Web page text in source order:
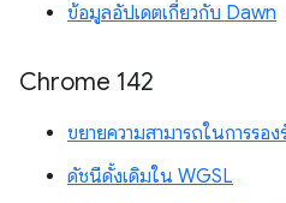
ข้อมูลอัปเดตเกี่ยวกับ Dawn
Chrome 142
ขยายความสามารถในการร
ดัชนีดั้งเดิมใน WGSL